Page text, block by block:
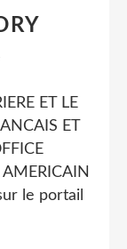
ET LE
ET
le portail